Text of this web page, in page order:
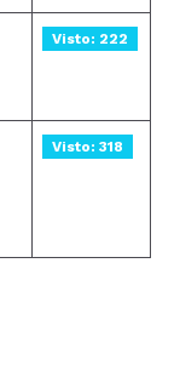
Visto: 222
Visto: 318